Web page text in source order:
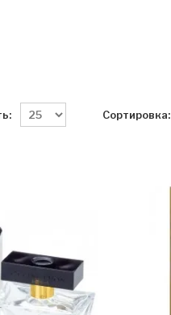
Сортировка: